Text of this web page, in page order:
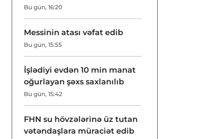
Bu gün, 16:20
Messinin atası vəfat edib
Bu gün, 15:55
İşlədiyi evdən 10 min manat
oğurlayan şəxs saxlanılıb
Bu gün, 15:42
FHN su hövzələrinə üz tutan
vətəndaşlara müraciət edib